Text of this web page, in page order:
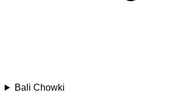
Bali Chowki